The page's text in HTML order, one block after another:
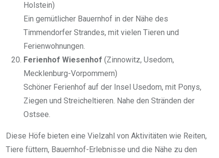
Holstein)
Ein gemütlicher Bauernhof in der Nähe des
Timmendorfer Strandes, mit vielen Tieren und
Ferienwohnungen.
Ferienhof Wiesenhof (Zinnowitz, Usedom,
Mecklenburg-Vorpommern)
Schöner Ferienhof auf der Insel Usedom, mit Ponys,
Ziegen und Streicheltieren. Nahe den Stränden der
Ostsee.
Diese Höfe bieten eine Vielzahl von Aktivitäten wie Reiten,
Tiere füttern, Bauernhof-Erlebnisse und die Nähe zu den